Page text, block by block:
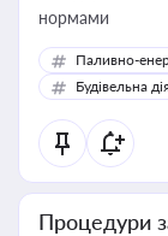
нормами
Паливно-
Будівельна
Процедури